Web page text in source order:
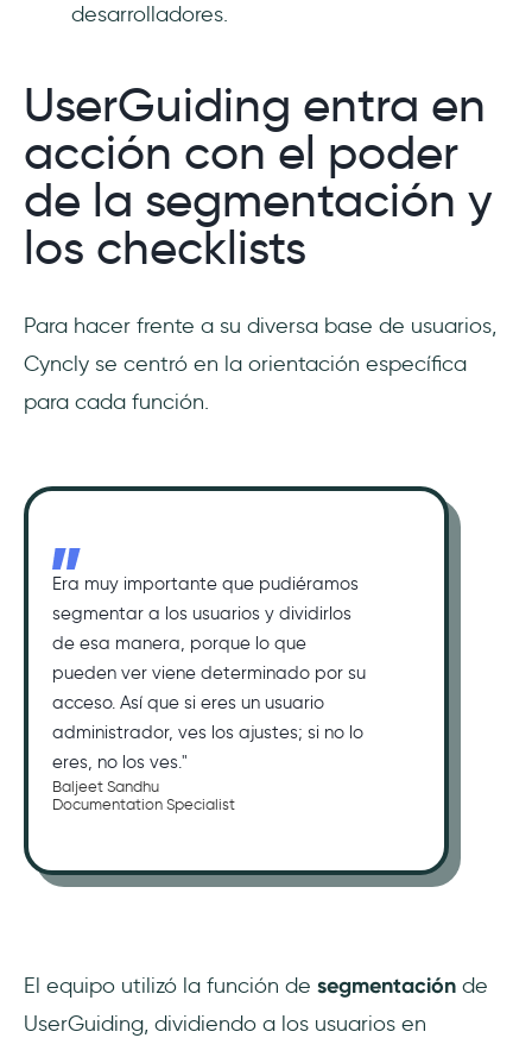
desarrolladores.
UserGuiding entra en
acción con el poder
de la segmentación y
los checklists
Para hacer frente a su diversa base de usuarios,
Cyncly se centró en la orientación específica
para cada función.
Era muy importante que pudiéramos
segmentar a los usuarios y dividirlos
de esa manera, porque lo que
pueden ver viene determinado por su
acceso. Así que si eres un usuario
administrador, ves los ajustes; si no lo
eres, no los ves."
Baljeet Sandhu
Documentation Specialist
El equipo utilizó la función de segmentación de
UserGuiding, dividiendo a los usuarios en